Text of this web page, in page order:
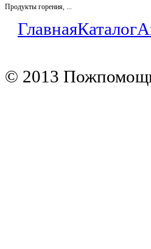
Продукты горения, ...
ГлавнаяКаталог
© 2013